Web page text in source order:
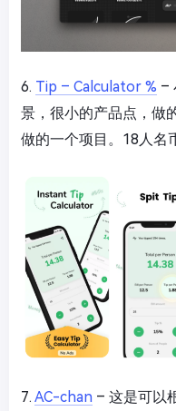
6. Tip – Calculator % –
景，很小的产品点，做
做的一个项目。18人名
7. AC-chan – 这是可以